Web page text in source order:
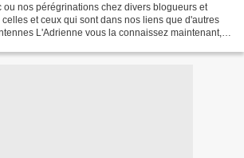
ou nos pérégrinations chez divers blogueurs et
et ceux qui sont dans nos liens que d'autres
L'Adrienne vous la connaissez maintenant,